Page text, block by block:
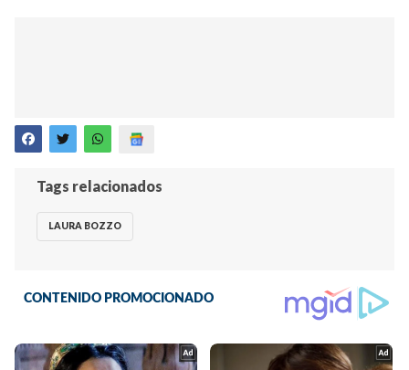
Tags relacionados
LAURA BOZZO